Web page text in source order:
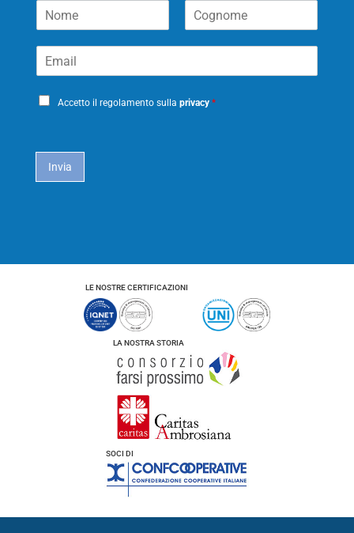
o
e
o
n
m
m
P
c
Accetto il regolamento sulla privacy *
Invia
LE NOSTRE CERTIFICAZIONI
LA NOSTRA STORIA
SOCI DI